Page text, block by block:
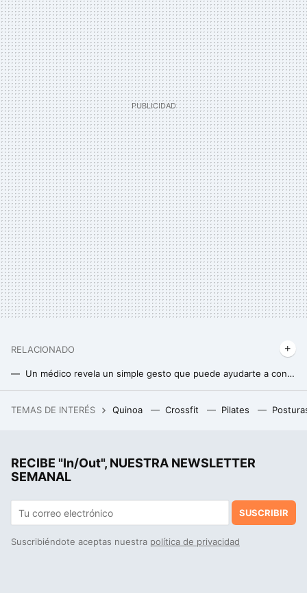
RELACIONADO
Un médico revela un simple gesto que puede ayudarte a conciliar el sueño cuando no eres capaz de dormirte
TEMAS DE INTERÉS Quinoa Crossfit Pilates
RECIBE "In/Out", NUESTRA NEWSLETTER
SEMANAL
SUSCRIBIR
Suscribiéndote aceptas nuestra política de privacidad